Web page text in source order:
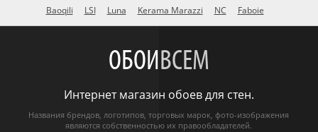
Baoqili
LSI Luna Kerama Marazzi NC Faboie
ОБОИВСЕМ
Интернет магазин обоев для стен.
Названия брендов, логотипов, торговых марок, фото-изображения
являются собственностью их правообладателей.